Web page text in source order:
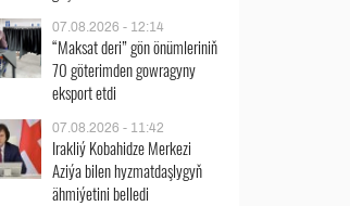
07.08.2026 - 12:14
“Maksat deri” gön önümleriniň
70 göterimden gowragyny
eksport etdi
07.08.2026 - 11:42
Irakliý Kobahidze Merkezi
Aziýa bilen hyzmatdaşlygyň
ähmiýetini belledi